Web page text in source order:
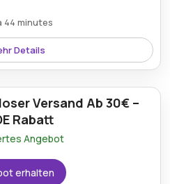
44 minutes
Details
gesamten Website mit
verfügbar und
reduzierte Preise
hochwertigen
Versand Ab 30€ –
Rabatt
Angebot
erhalten